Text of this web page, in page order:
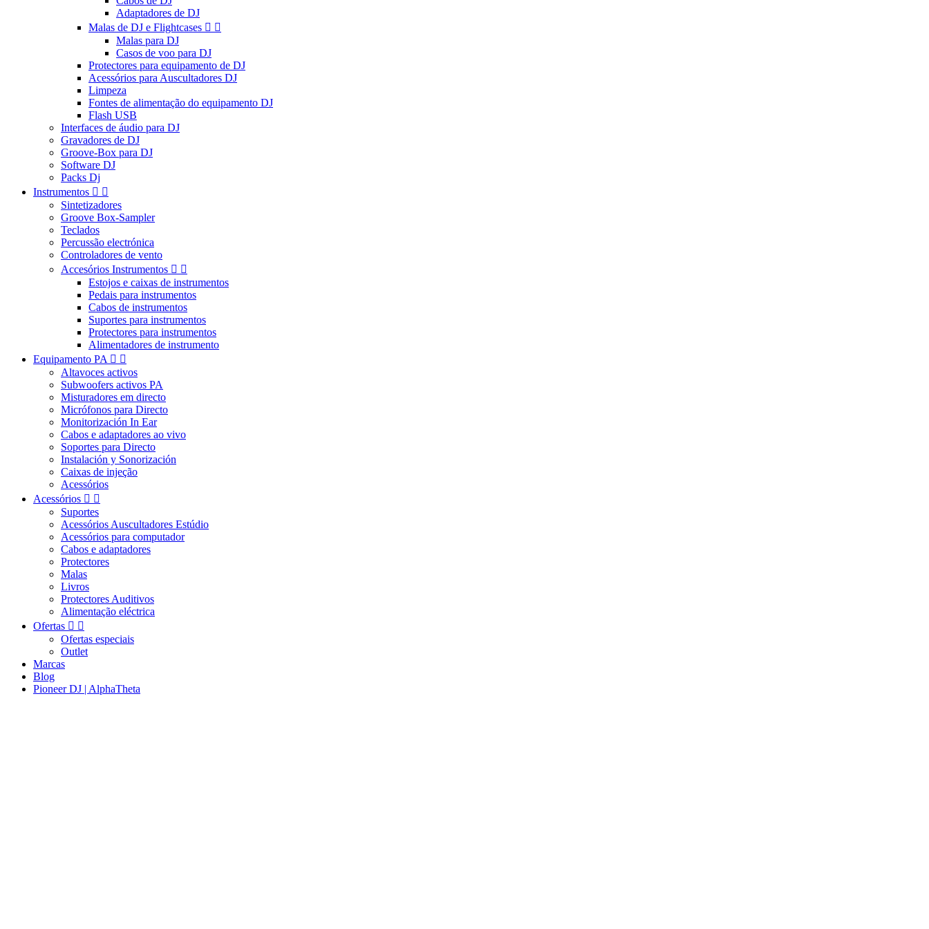
Adaptadores de DJ
Malas de DJ e Flightcases  
Malas para DJ
Casos de voo para DJ
Protectores para equipamento de DJ
Acessórios para Auscultadores DJ
Limpeza
Fontes de alimentação do equipamento DJ
Flash USB
Interfaces de áudio para DJ
Gravadores de DJ
Groove-Box para DJ
Software DJ
Packs Dj
Instrumentos  
Sintetizadores
Groove Box-Sampler
Teclados
Percussão electrónica
Controladores de vento
Accesórios Instrumentos  
Estojos e caixas de instrumentos
Pedais para instrumentos
Cabos de instrumentos
Suportes para instrumentos
Protectores para instrumentos
Alimentadores de instrumento
Equipamento PA  
Altavoces activos
Subwoofers activos PA
Misturadores em directo
Micrófonos para Directo
Monitorización In Ear
Cabos e adaptadores ao vivo
Soportes para Directo
Instalación y Sonorización
Caixas de injeção
Acessórios
Acessórios  
Suportes
Acessórios Auscultadores Estúdio
Acessórios para computador
Cabos e adaptadores
Protectores
Malas
Livros
Protectores Auditivos
Alimentação eléctrica
Ofertas  
Ofertas especiais
Outlet
Marcas
Blog
Pioneer DJ | AlphaTheta